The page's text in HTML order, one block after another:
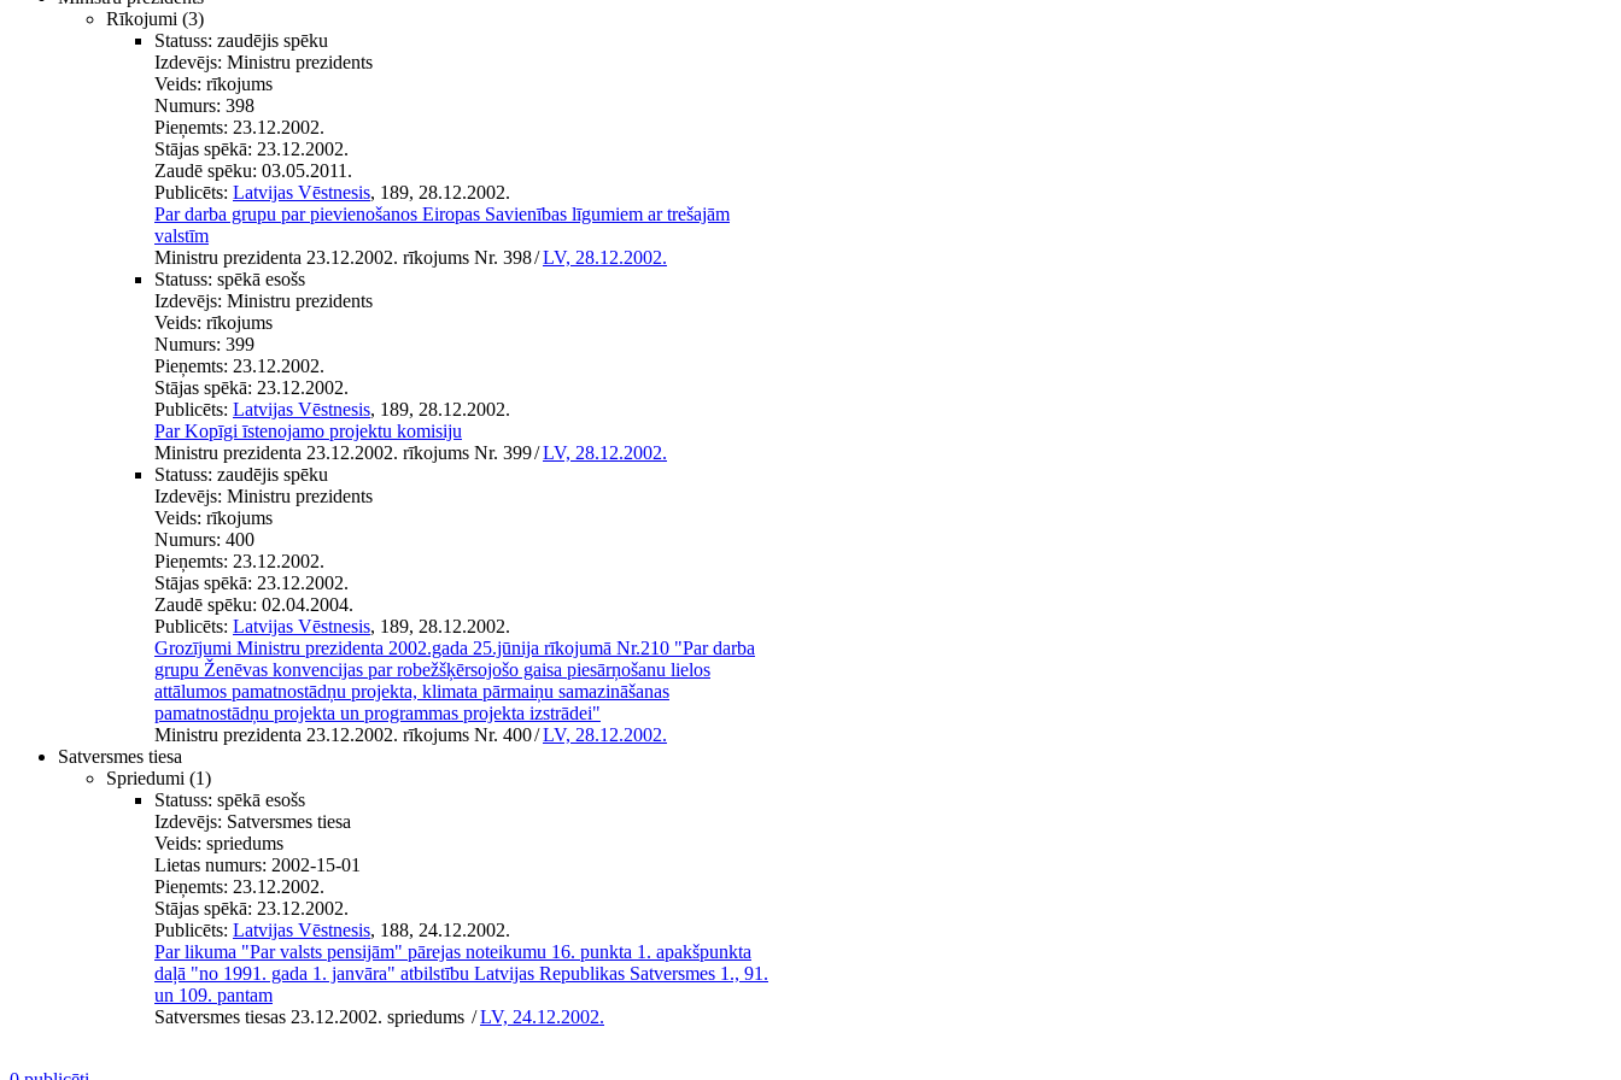
Rīkojumi (3)
Statuss: zaudējis spēku
Izdevējs: Ministru prezidents
Veids: rīkojums
Numurs: 398
Pieņemts: 23.12.2002.
Stājas spēkā: 23.12.2002.
Zaudē spēku: 03.05.2011.
Publicēts: Latvijas Vēstnesis, 189, 28.12.2002.
Par darba grupu par pievienošanos Eiropas Savienības līgumiem ar trešajām
valstīm
Ministru prezidenta 23.12.2002. rīkojums Nr. 398/LV, 28.12.2002.
Statuss: spēkā esošs
Izdevējs: Ministru prezidents
Veids: rīkojums
Numurs: 399
Pieņemts: 23.12.2002.
Stājas spēkā: 23.12.2002.
Publicēts: Latvijas Vēstnesis, 189, 28.12.2002.
Par Kopīgi īstenojamo projektu komisiju
Ministru prezidenta 23.12.2002. rīkojums Nr. 399/LV, 28.12.2002.
Statuss: zaudējis spēku
Izdevējs: Ministru prezidents
Veids: rīkojums
Numurs: 400
Pieņemts: 23.12.2002.
Stājas spēkā: 23.12.2002.
Zaudē spēku: 02.04.2004.
Publicēts: Latvijas Vēstnesis, 189, 28.12.2002.
Grozījumi Ministru prezidenta 2002.gada 25.jūnija rīkojumā Nr.210 "Par darba
grupu Ženēvas konvencijas par robežšķērsojošo gaisa piesārņošanu lielos
attālumos pamatnostādņu projekta, klimata pārmaiņu samazināšanas
pamatnostādņu projekta un programmas projekta izstrādei"
Ministru prezidenta 23.12.2002. rīkojums Nr. 400/LV, 28.12.2002.
Satversmes tiesa
Spriedumi (1)
Statuss: spēkā esošs
Izdevējs: Satversmes tiesa
Veids: spriedums
Lietas numurs: 2002-15-01
Pieņemts: 23.12.2002.
Stājas spēkā: 23.12.2002.
Publicēts: Latvijas Vēstnesis, 188, 24.12.2002.
Par likuma "Par valsts pensijām" pārejas noteikumu 16. punkta 1. apakšpunkta
daļā "no 1991. gada 1. janvāra" atbilstību Latvijas Republikas Satversmes 1., 91.
un 109. pantam
Satversmes tiesas 23.12.2002. spriedums /LV, 24.12.2002.